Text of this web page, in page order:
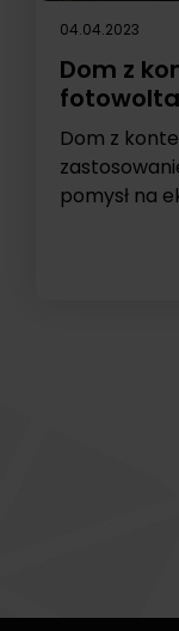
04.04.2023
Dom z
Dom z
pomysł na